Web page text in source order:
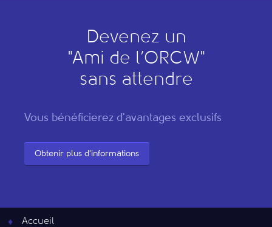
Devenez un
"Ami de l’ORCW"
sans attendre
Vous bénéficierez d'avantages exclusifs
Obtenir plus d'informations
Accueil